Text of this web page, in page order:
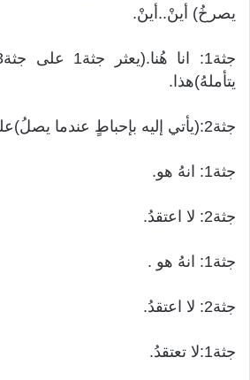
يصرخُ) أينْ..أينْ.
يتأملهُ)هذا.
جثة2:(يأتي إليه بإحباطٍ عندما يصلُ)على ما إذن.
جثة1: انهُ هو.
جثة2: لا اعتقدُ.
جثة1: انهُ هو .
جثة2: لا اعتقدُ.
جثة1:لا تعتقدُ.